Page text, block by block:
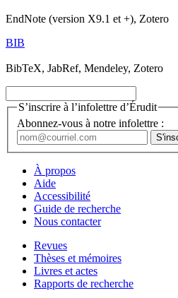
EndNote (version X9.1 et +), Zotero
BIB
BibTeX, JabRef, Mendeley, Zotero
S’inscrire à l’infolettre d’Érudit
Abonnez-vous à notre infolettre :
À propos
Aide
Accessibilité
Guide de recherche
Nous contacter
Revues
Thèses et mémoires
Livres et actes
Rapports de recherche